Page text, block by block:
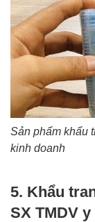
Sản phẩm khẩu
kinh doanh
5. Khẩu
SX TMDV